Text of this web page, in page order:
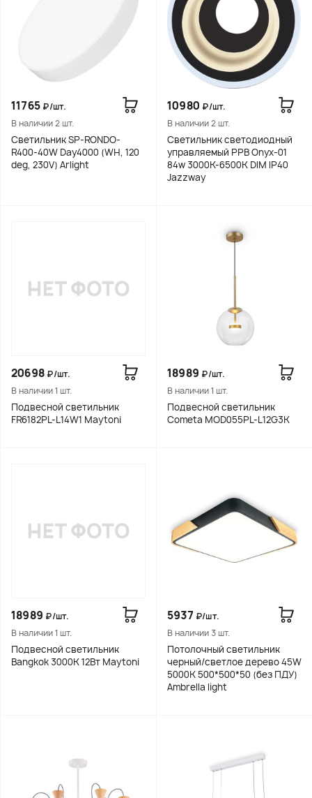
11765 ₽/шт.
В наличии 2 шт.
Светильник SP-RONDO-
R400-40W Day4000 (WH, 120
deg, 230V) Arlight
10980 ₽/шт.
В наличии 2 шт.
Светильник светодиодный
управляемый PPB Onyx-01
84w 3000K-6500K DIM IP40
Jazzway
20698 ₽/шт.
В наличии 1 шт.
Подвесной светильник
FR6182PL-L14W1 Maytoni
18989 ₽/шт.
В наличии 1 шт.
Подвесной светильник
Cometa MOD055PL-L12G3K
18989 ₽/шт.
В наличии 1 шт.
Подвесной светильник
Bangkok 3000К 12Вт Maytoni
5937 ₽/шт.
В наличии 3 шт.
Потолочный светильник
черный/светлое дерево 45W
5000K 500*500*50 (без ПДУ)
Ambrella light